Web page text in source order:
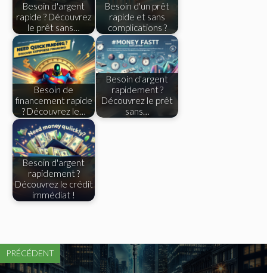
Besoin d'argent
rapide ? Découvrez
le prêt sans…
Besoin d'un prêt
rapide et sans
complications ?
Besoin de
financement rapide
? Découvrez le…
Besoin d'argent
rapidement ?
Découvrez le prêt
sans…
Besoin d'argent
rapidement ?
Découvrez le crédit
immédiat !
PRÉCÉDENT